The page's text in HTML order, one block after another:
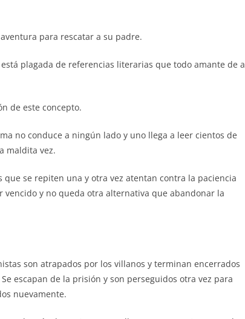
para rescatar a su padre.
plagada de referencias literarias que todo amante de a
de este concepto.
no conduce a ningún lado y uno llega a leer cientos de
maldita vez.
que se repiten una y otra vez atentan contra la paciencia
y no queda otra alternativa que abandonar la
son atrapados por los villanos y terminan encerrados
escapan de la prisión y son perseguidos otra vez para
nuevamente.